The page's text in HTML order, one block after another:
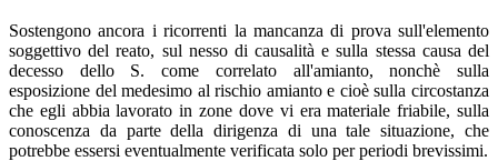
Sostengono ancora i ricorrenti la mancanza di prova sull'elemento
soggettivo del reato, sul nesso di causalità e sulla stessa causa del
decesso dello S. come correlato all'amianto, nonchè sulla
esposizione del medesimo al rischio amianto e cioè sulla circostanza
che egli abbia lavorato in zone dove vi era materiale friabile, sulla
conoscenza da parte della dirigenza di una tale situazione, che
potrebbe essersi eventualmente verificata solo per periodi brevissimi.